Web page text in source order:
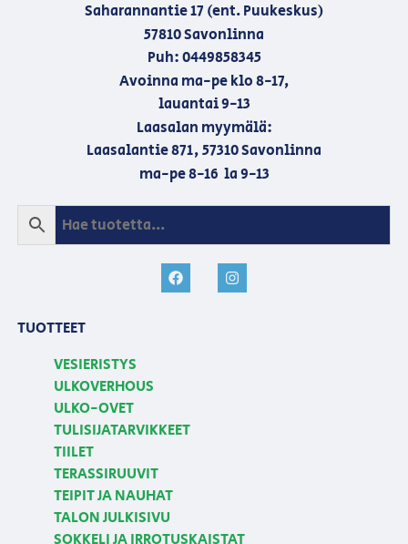
Saharannantie 17 (ent. Puukeskus)
57810 Savonlinna
Puh: 0449858345
Avoinna ma-pe klo 8-17,
lauantai 9-13
Laasalan myymälä:
Laasalantie 871, 57310 Savonlinna
ma-pe 8-16 la 9-13
TUOTTEET
VESIERISTYS
ULKOVERHOUS
ULKO-OVET
TULISIJATARVIKKEET
TIILET
TERASSIRUUVIT
TEIPIT JA NAUHAT
TALON JULKISIVU